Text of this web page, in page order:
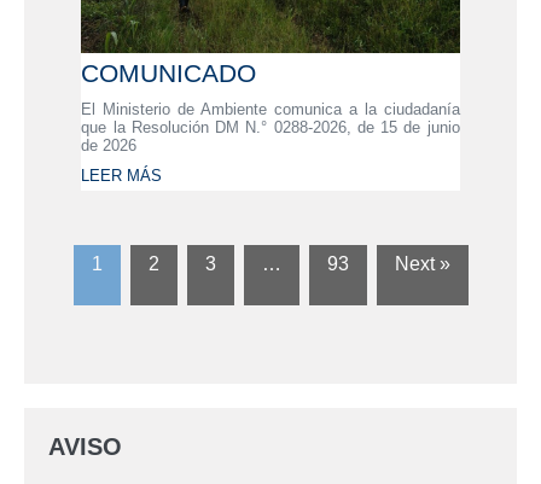
COMUNICADO
El Ministerio de Ambiente comunica a la ciudadanía
que la Resolución DM N.° 0288-2026, de 15 de junio
de 2026
LEER MÁS
1 2 3 … 93 Next »
AVISO